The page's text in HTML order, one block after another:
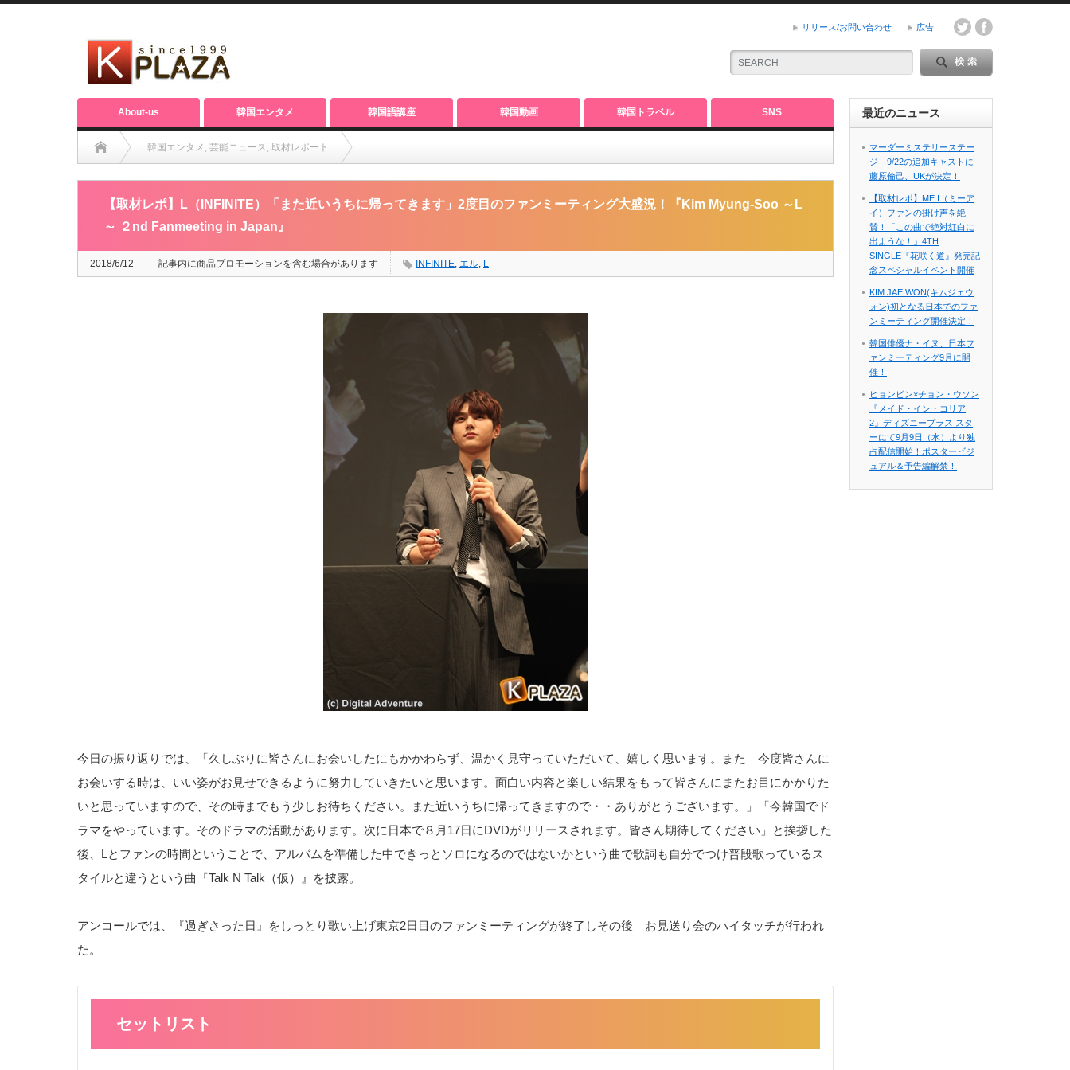
リリース/お問い合わせ 広告
About-us 韓国エンタメ 韓国語講座 韓国動画 韓国トラベル SNS
韓国エンタメ , 芸能ニュース, 取材レポート
【取材レポ】L（INFINITE）「また近いうちに帰ってきます」2度目のファンミーティング大盛況！『Kim Myung-Soo ～L～ ２nd Fanmeeting in Japan』
【取材レポ】L（INFINITE）「また近いうちに帰ってきます」2度目のファンミーティング大盛況！『Kim Myung-Soo ～L
～ ２nd Fanmeeting in Japan』
2018/6/12 記事内に商品プロモーションを含む場合があります INFINITE, エル, L
今日の振り返りでは、「久しぶりに皆さんにお会いしたにもかかわらず、温かく見守っていただいて、嬉しく思います。また 今度皆さんに
お会いする時は、いい姿がお見せできるように努力していきたいと思います。面白い内容と楽しい結果をもって皆さんにまたお目にかかりた
いと思っていますので、その時までもう少しお待ちください。また近いうちに帰ってきますので・・ありがとうございます。」「今韓国でド
ラマをやっています。そのドラマの活動があります。次に日本で８月17日にDVDがリリースされます。皆さん期待してください」と挨拶した
後、Lとファンの時間ということで、アルバムを準備した中できっとソロになるのではないかという曲で歌詞も自分でつけ普段歌っているス
タイルと違うという曲『Talk N Talk（仮）』を披露。
アンコールでは、『過ぎさった日』をしっとり歌い上げ東京2日目のファンミーティングが終了しその後 お見送り会のハイタッチが行われ
た。
セットリスト
最近のニュース
マーダーミステリーステー
ジ 9/22の追加キャストに
藤原倫己、UKが決定！
【取材レポ】ME:I（ミーア
イ）ファンの掛け声を絶
賛！「この曲で絶対紅白に
出ような！」4TH
SINGLE『花咲く道』発売記
念スペシャルイベント開催
KIM JAE WON(キムジェウ
ォン)初となる日本でのファ
ンミーティング開催決定！
韓国俳優ナ・イヌ、日本フ
ァンミーティング9月に開
催！
ヒョンビン×チョン・ウソン
『メイド・イン・コリア
2』ディズニープラス スタ
ーにて9月9日（水）より独
占配信開始！ポスタービジ
ュアル＆予告編解禁！